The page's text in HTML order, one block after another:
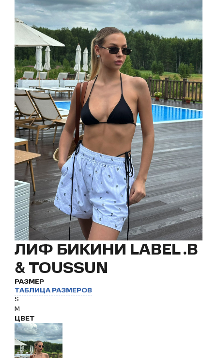
ЛИФ БИКИНИ LABEL .B
& TOUSSUN
РАЗМЕР
ТАБЛИЦА РАЗМЕРОВ
S
M
ЦВЕТ